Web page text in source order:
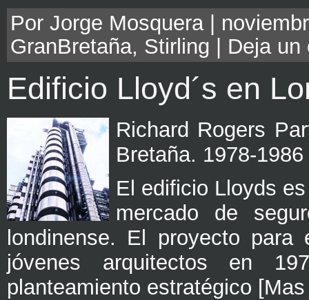
Por Jorge Mosquera |
GranBretaña, Stirling Deja un
Edificio Lloyd´s en
Richard Rogers
Bretaña. 1978-1986
El edificio Lloyds
mercado de
londinense. El proyecto
jóvenes arquitectos en
planteamiento estratégico